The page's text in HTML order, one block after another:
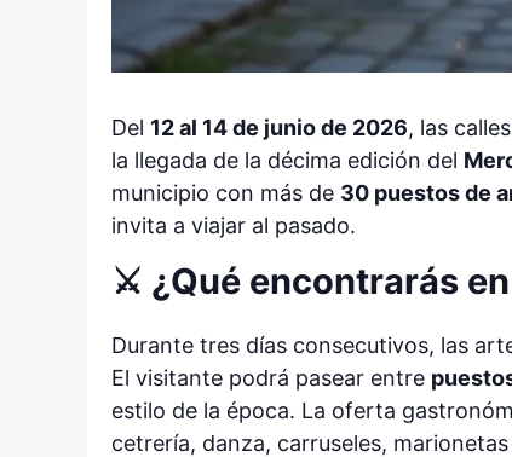
Del 12 al 14 de junio de 2026, las calles
la llegada de la décima edición del
municipio con más de 30 puestos de
invita a viajar al pasado.
⚔️ ¿Qué encontrarás
Durante tres días consecutivos, las
El visitante podrá pasear entre
estilo de la época. La oferta
cetrería, danza, carruseles,